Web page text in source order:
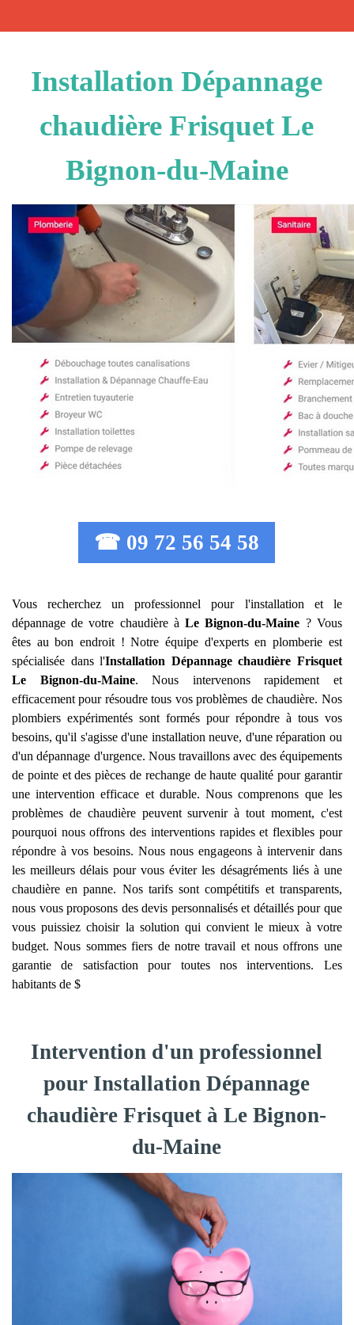
Installation Dépannage
chaudière Frisquet Le
Bignon-du-Maine
☎ 09 72 56 54 58
Vous recherchez un professionnel pour l'installation et le
dépannage de votre chaudière àLe Bignon-du-Maine ? Vous
êtes au bon endroit ! Notre équipe d'experts en plomberie est
spécialisée dans l'Installation Dépannage chaudière Frisquet
Le Bignon-du-Maine. Nous intervenons rapidement et
efficacement pour résoudre tous vos problèmes de chaudière. Nos
plombiers expérimentés sont formés pour répondre à tous vos
besoins, qu'il s'agisse d'une installation neuve, d'une réparation ou
d'un dépannage d'urgence. Nous travaillons avec des équipements
de pointe et des pièces de rechange de haute qualité pour garantir
une intervention efficace et durable. Nous comprenons que les
problèmes de chaudière peuvent survenir à tout moment, c'est
pourquoi nous offrons des interventions rapides et flexibles pour
répondre à vos besoins. Nous nous engageons à intervenir dans
les meilleurs délais pour vous éviter les désagréments liés à une
chaudière en panne. Nos tarifs sont compétitifs et transparents,
nous vous proposons des devis personnalisés et détaillés pour que
vous puissiez choisir la solution qui convient le mieux à votre
budget. Nous sommes fiers de notre travail et nous offrons une
garantie de satisfaction pour toutes nos interventions. Les
habitants de $
Intervention d'un professionnel
pour Installation Dépannage
chaudière Frisquet à Le Bignon-
du-Maine